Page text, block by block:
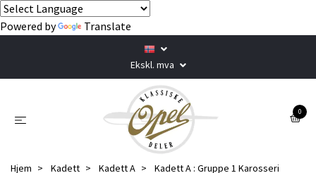
Powered by Translate
Ekskl. mva
0
Hjem Kadett Kadett A
Kadett A : Gruppe 1 Karosseri